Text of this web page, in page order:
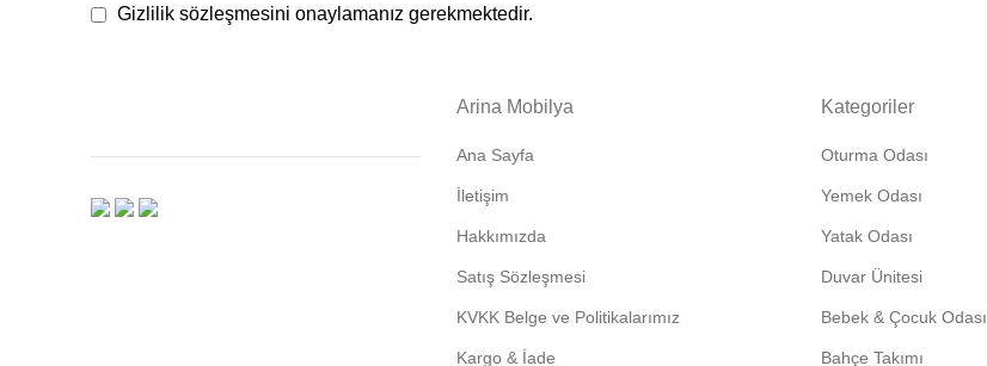
Gizlilik sözleşmesini onaylamanız gerekmektedir.
Arina Mobilya
Ana Sayfa
İletişim
Hakkımızda
Satış Sözleşmesi
KVKK Belge ve Politikalarımız
Kargo & İade
Kategoriler
Oturma Odası
Yemek Odası
Yatak Odası
Duvar Ünitesi
Bebek & Çocuk Odası
Bahçe Takımı